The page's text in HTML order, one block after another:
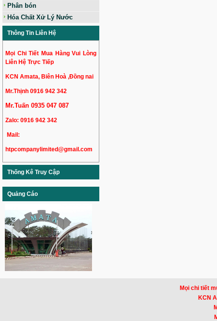
Phân bón
Hóa Chất Xử Lý Nước
Thông Tin Liên Hệ
Mọi Chi Tiết Mua Hàng Vui Lòng
Liên Hệ Trực Tiếp
KCN Amata, Biên Hoà ,Đồng nai
Mr.Thịnh 0916 942 342
Mr.Tuấn 0935 047 087
Zalo: 0916 942 342
Mail:
htpcompanylimited@gmail.com
Thống Kê Truy Cập
Quảng Cáo
Mọi chi tiết
KCN